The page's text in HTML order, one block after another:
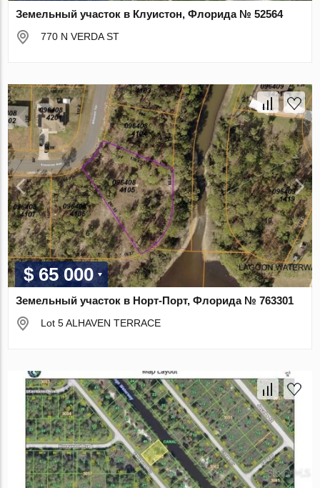
Земельный участок в Клуистон, Флорида № 52564
770 N VERDA ST
$ 65 000
Земельный участок в Норт-Порт, Флорида № 763301
Lot 5 ALHAVEN TERRACE